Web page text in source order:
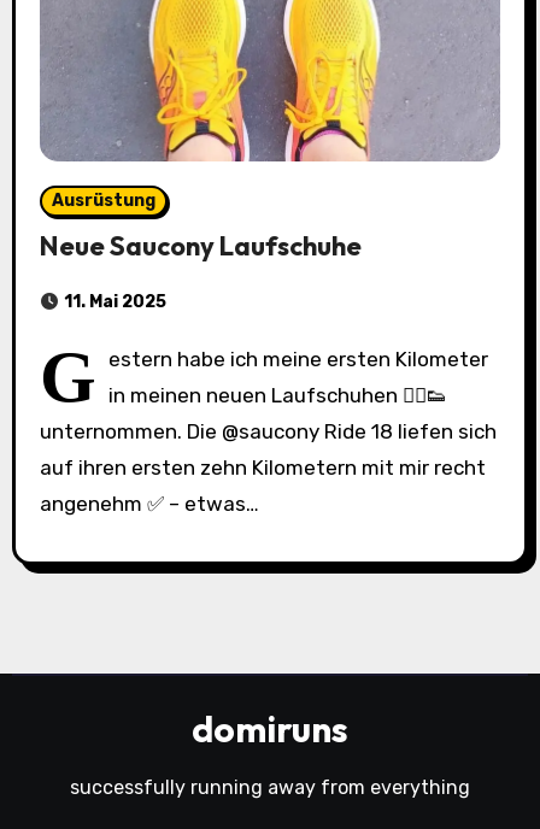
Ausrüstung
Neue Saucony Laufschuhe
11. Mai 2025
G
estern habe ich meine ersten Kilometer
in meinen neuen Laufschuhen 🏃‍♂️👟
unternommen. Die @saucony Ride 18 liefen sich
auf ihren ersten zehn Kilometern mit mir recht
angenehm ✅ – etwas…
domiruns
successfully running away from everything